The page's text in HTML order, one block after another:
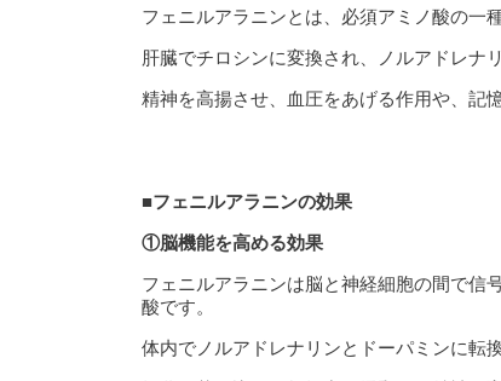
フェニルアラニンとは、必須アミノ酸の一
肝臓でチロシンに変換され、ノルアドレナ
精神を高揚させ、血圧をあげる作用や、記
■フェニルアラニンの効果
①脳機能を高める効果
フェニルアラニンは脳と神経細胞の間で信
酸です。
体内でノルアドレナリンとドーパミンに転